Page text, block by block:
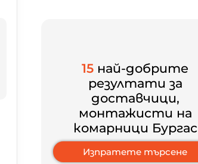
15 най-добрите
резултати за
доставчици,
монтажисти на
комарници Бургас